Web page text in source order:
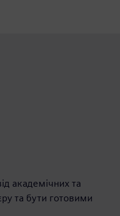
академічних та
та бути готовими